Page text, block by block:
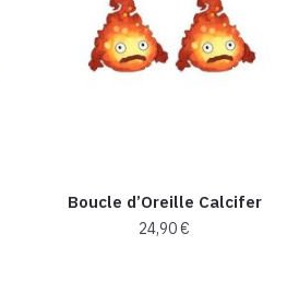
Boucle d’Oreille Calcifer
24,90€